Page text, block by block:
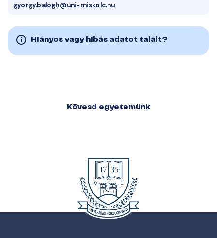
gyorgy.balogh@uni-miskolc.hu
Hiányos vagy hibás adatot talált?
Kövesd egyetemünk